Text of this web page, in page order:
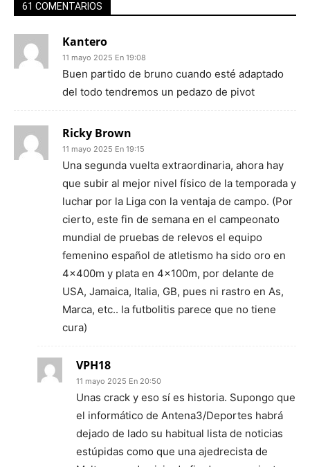
61 COMENTARIOS
Kantero
11 mayo 2025 En 19:08
Buen partido de bruno cuando esté adaptado
del todo tendremos un pedazo de pivot
Ricky Brown
11 mayo 2025 En 19:15
Una segunda vuelta extraordinaria, ahora hay
que subir al mejor nivel físico de la temporada y
luchar por la Liga con la ventaja de campo. (Por
cierto, este fin de semana en el campeonato
mundial de pruebas de relevos el equipo
femenino español de atletismo ha sido oro en
4x400m y plata en 4x100m, por delante de
USA, Jamaica, Italia, GB, pues ni rastro en As,
Marca, etc.. la futbolitis parece que no tiene
cura)
VPH18
11 mayo 2025 En 20:50
Unas crack y eso sí es historia. Supongo que
el informático de Antena3/Deportes habrá
dejado de lado su habitual lista de noticias
estúpidas como que una ajedrecista de